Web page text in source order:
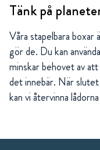
Tänk på
Våra stapelbara
gör de. Du kan
minskar behovet av
det innebär. När
kan vi återvinna